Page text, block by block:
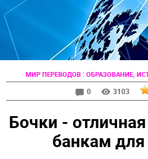
МИР ПЕРЕВОДОВ : ОБРАЗОВАНИЕ,
0
3103
Бочки -
банкам